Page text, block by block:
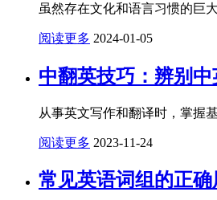
虽然存在文化和语言习惯的巨
阅读更多 2024-01-05
中翻英技巧：辨别
从事英文写作和翻译时，掌握
阅读更多 2023-11-24
常见英语词组的正确